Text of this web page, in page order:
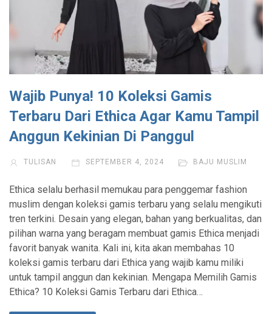
Wajib Punya! 10 Koleksi Gamis
Terbaru Dari Ethica Agar Kamu Tampil
Anggun Kekinian Di Panggul
TULISAN SEPTEMBER 4, 2024 BAJU MUSLIM
Ethica selalu berhasil memukau para penggemar fashion
muslim dengan koleksi gamis terbaru yang selalu mengikuti
tren terkini. Desain yang elegan, bahan yang berkualitas, dan
pilihan warna yang beragam membuat gamis Ethica menjadi
favorit banyak wanita. Kali ini, kita akan membahas 10
koleksi gamis terbaru dari Ethica yang wajib kamu miliki
untuk tampil anggun dan kekinian. Mengapa Memilih Gamis
Ethica? 10 Koleksi Gamis Terbaru dari Ethica…